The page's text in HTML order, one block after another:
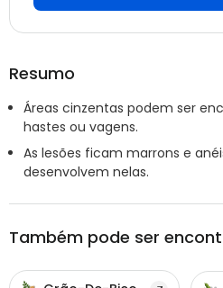
Resumo
Áreas cinzentas podem ser
hastes ou vagens.
As lesões ficam marrons e
desenvolvem nelas.
Também pode ser